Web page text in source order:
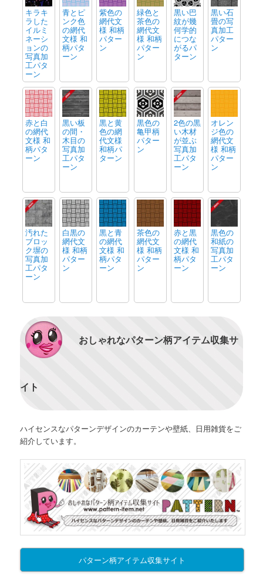
キラキ
ラした
イルミ
ネーシ
ョンの
写真加
工パタ
ーン
青とピ
ンク色
の網代
文様 和
柄パタ
ーン
紫色の
網代文
様 和柄
パター
ン
緑色と
茶色の
網代文
様 和柄
パター
ン
黒い巴
紋が幾
何学的
につな
がるパ
ターン
黒い石
畳の写
真加工
パター
ン
赤と白
の網代
文様 和
柄パタ
ーン
黒い板
の間・
木目の
写真加
工パタ
ーン
黒と黄
色の網
代文様
和柄パ
ターン
黒色の
亀甲柄
パター
ン
2色の黒
い木材
が並ぶ
写真加
工パタ
ーン
オレン
ジ色の
網代文
様 和柄
パター
ン
汚れた
ブロッ
ク塀の
写真加
工パタ
ーン
白黒の
網代文
様 和柄
パター
ン
黒と青
の網代
文様 和
柄パタ
ーン
茶色の
網代文
様 和柄
パター
ン
赤と黒
の網代
文様 和
柄パタ
ーン
黒色の
和紙の
写真加
工パタ
ーン
おしゃれなパターン柄アイテム収集サ
イト
ハイセンスなパターンデザインのカーテンや壁紙、日用雑貨をご
紹介しています。
パターン柄アイテム収集サイト